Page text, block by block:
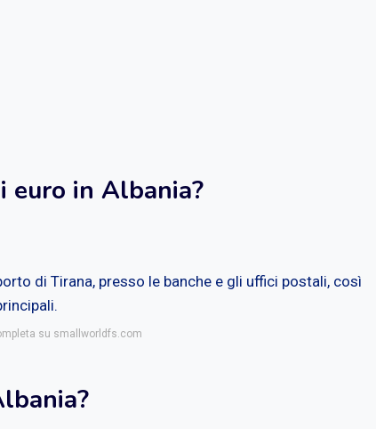
euro in Albania?
di Tirana, presso le banche e gli uffici postali, così
su smallworldfs.com